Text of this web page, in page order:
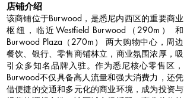
​店铺介绍
该商铺位于Burwood，是悉尼内西区的重要商业
枢纽，临近Westfield Burwood（290m） 和
Burwood Plaza（270m） 两大购物中心，周边
餐饮、银行、零售商铺林立，商业氛围浓厚，吸
引众多知名品牌入驻。作为悉尼核心零售区，
Burwood不仅具备高人流量和强大消费力，还凭
借便捷的交通和多元化的商业环境，成为投资与